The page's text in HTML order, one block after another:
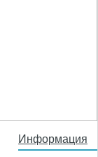
Информация